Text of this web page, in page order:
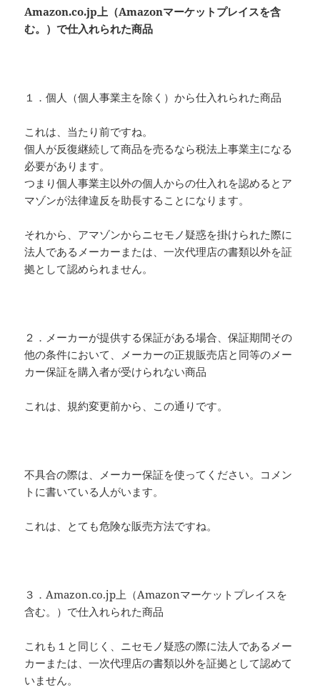
Amazon.co.jp上（Amazonマーケットプレイスを含
む。）で仕入れられた商品
１．個人（個人事業主を除く）から仕入れられた商品
これは、当たり前ですね。
個人が反復継続して商品を売るなら税法上事業主になる
必要があります。
つまり個人事業主以外の個人からの仕入れを認めるとア
マゾンが法律違反を助長することになります。
それから、アマゾンからニセモノ疑惑を掛けられた際に
法人であるメーカーまたは、一次代理店の書類以外を証
拠として認められません。
２．メーカーが提供する保証がある場合、保証期間その
他の条件において、メーカーの正規販売店と同等のメー
カー保証を購入者が受けられない商品
これは、規約変更前から、この通りです。
不具合の際は、メーカー保証を使ってください。コメン
トに書いている人がいます。
これは、とても危険な販売方法ですね。
３．Amazon.co.jp上（Amazonマーケットプレイスを
含む。）で仕入れられた商品
これも１と同じく、ニセモノ疑惑の際に法人であるメー
カーまたは、一次代理店の書類以外を証拠として認めて
いません。